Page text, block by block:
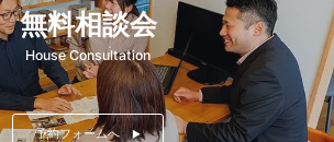
無料相談会
House Consultation
予約フォームへ▶